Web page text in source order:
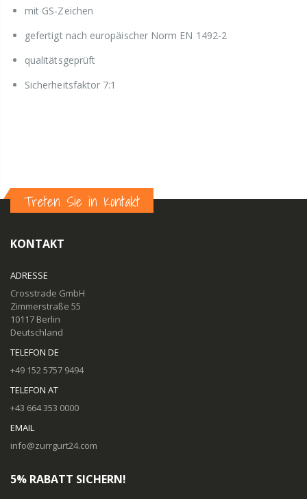
mit GS-Zeichen
gefertigt nach europäischer Norm EN 1492-2
qualitätsgeprüft
Sicherheitsfaktor 7:1
Treten Sie in Kontakt
KONTAKT
ADRESSE
Crosstrade GmbH
Zimmerstraße 55
10117 Berlin
Deutschland
TELEFON DE
+49 152 5757 9494
TELEFON AT
+43 664 353 0000
EMAIL
info@zurrgurt24.com
5% RABATT SICHERN!